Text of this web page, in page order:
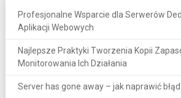
Profesjonalne Wsparcie dla Serwerów
Aplikacji Webowych
Najlepsze Praktyki Tworzenia Kopii
Monitorowania Ich Działania
Server has gone away – jak naprawić